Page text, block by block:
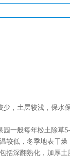
少，土层较浅，保水
一般每年松土除草
较低，冬季地表干燥
括深翻熟化，加厚土